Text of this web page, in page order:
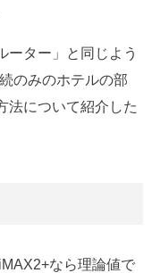
ーター」と同じよう
のみのホテルの部
法について紹介した
なら理論値で